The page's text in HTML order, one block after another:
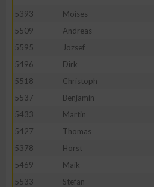
5393
Moises
5509
Andreas
5595
Jozsef
5496
Dirk
5518
Christoph
5537
Benjamin
5433
Martin
5427
Thomas
5378
Horst
5469
Maik
5533
Stefan
Verwendung von Profilen zur
Messung der Werbeleistung
Messung der Performance von
Analyse von Zielgruppen durch
verschiedenen Quellen